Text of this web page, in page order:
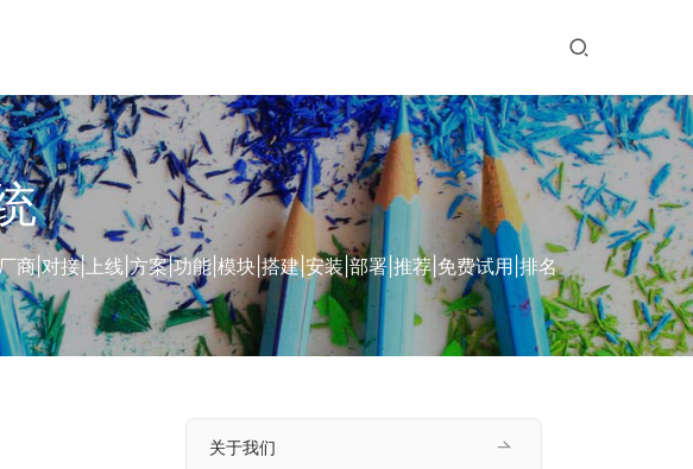
商|对接|上线|方案|功能|模块|搭建|安装|部署|推荐|免费试用|排名
关于我们